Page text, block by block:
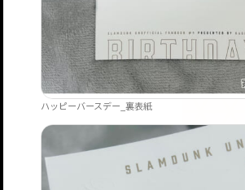
ハッピーバースデー_裏表紙